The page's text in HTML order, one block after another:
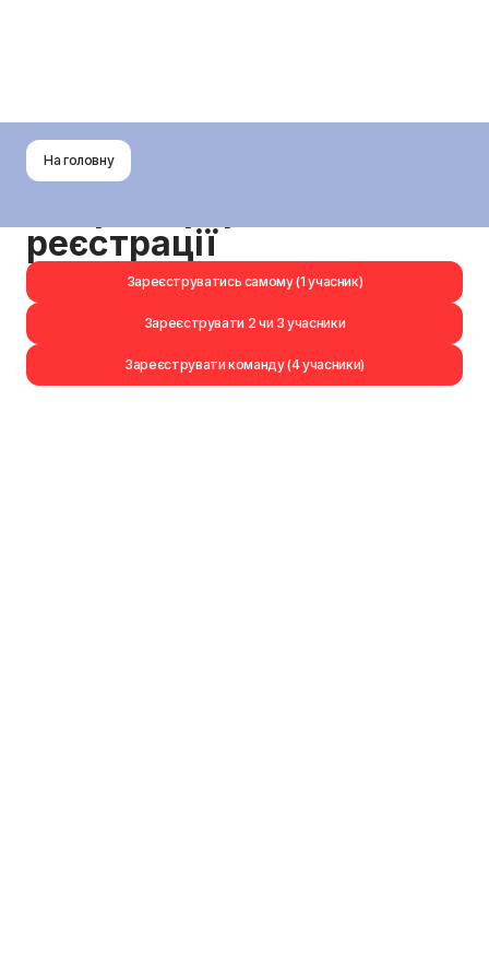
На головну
Західна Ліга
реєстрації
Зареєструватись самому (1 учасник)
Зареєструвати 2 чи 3 учасники
Зареєструвати команду (4 учасники)